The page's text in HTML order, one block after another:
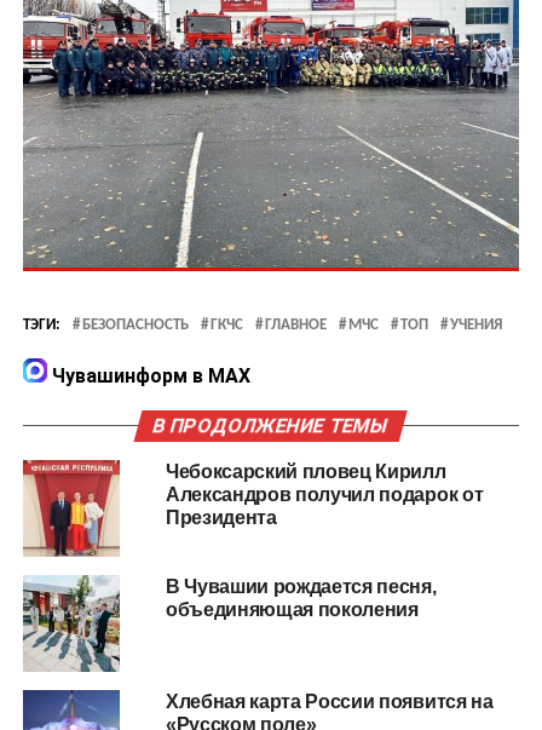
ТЭГИ: БЕЗОПАСНОСТЬ ГКЧС ГЛАВНОЕ МЧС ТОП УЧЕНИЯ
Чувашинформ в MAX
В ПРОДОЛЖЕНИЕ ТЕМЫ
Чебоксарский пловец Кирилл
Александров получил подарок от
Президента
В Чувашии рождается песня,
объединяющая поколения
Хлебная карта России появится на
«Русском поле»